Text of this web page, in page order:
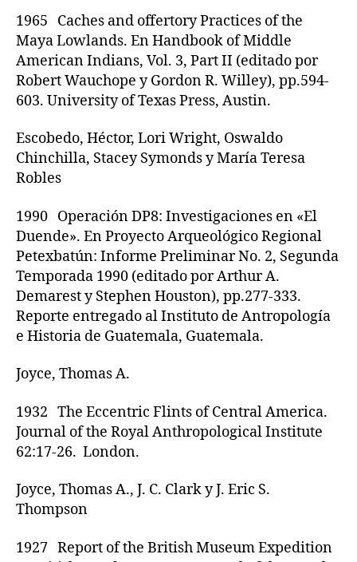
1965 Caches and offertory Practices of the
Maya Lowlands. En Handbook of Middle
American Indians, Vol. 3, Part II (editado por
Robert Wauchope y Gordon R. Willey), pp.594-
603. University of Texas Press, Austin.
Escobedo, Héctor, Lori Wright, Oswaldo
Chinchilla, Stacey Symonds y María Teresa
Robles
1990 Operación DP8: Investigaciones en «El
Duende». En Proyecto Arqueológico Regional
Petexbatún: Informe Preliminar No. 2, Segunda
Temporada 1990 (editado por Arthur A.
Demarest y Stephen Houston), pp.277-333.
Reporte entregado al Instituto de Antropología
e Historia de Guatemala, Guatemala.
Joyce, Thomas A.
1932 The Eccentric Flints of Central America.
Journal of the Royal Anthropological Institute
62:17-26. London.
Joyce, Thomas A., J. C. Clark y J. Eric S.
Thompson
1927 Report of the British Museum Expedition